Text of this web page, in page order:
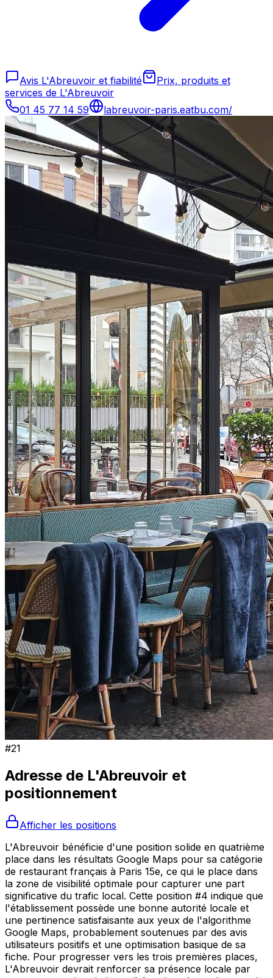
Avis L'Abreuvoir et fiabilité
Prix, produits et
services de L'Abreuvoir
01 45 77 14 59
labreuvoir-paris.eatbu.com/
#21
Adresse de L'Abreuvoir et
positionnement
Afficher les positions
L'Abreuvoir bénéficie d'une position solide en quatrième
place dans les résultats Google Maps pour sa catégorie
de restaurant français à Paris 15e, ce qui le place dans
la zone de visibilité optimale pour capturer une part
significative du trafic local. Cette position #4 indique que
l'établissement possède une bonne autorité locale et
une pertinence satisfaisante aux yeux de l'algorithme
Google Maps, probablement soutenues par des avis
utilisateurs positifs et une optimisation basique de sa
fiche. Pour progresser vers les trois premières places,
L'Abreuvoir devrait renforcer sa présence locale par